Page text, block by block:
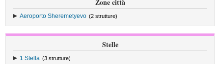
Zone città
Aeroporto Sheremetyevo (2 strutture)
Stelle
1 Stella (3 strutture)